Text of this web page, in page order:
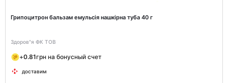
Грипоцитрон бальзам емульсія нашкірна туба 40 г
Здоров"я ФК ТОВ
+0.81грн на бонусный счет
доставим